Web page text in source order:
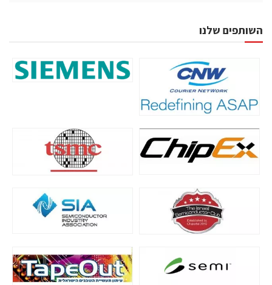
השותפים שלנו